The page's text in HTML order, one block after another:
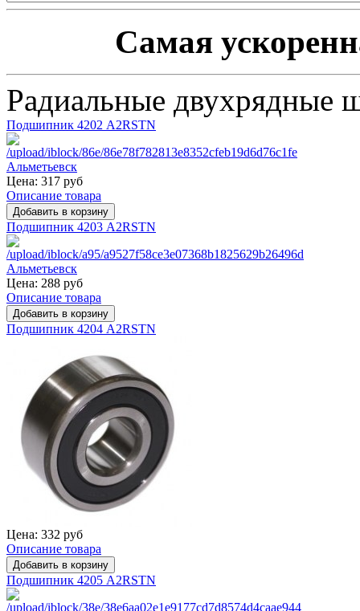
Самая
Радиальные двухрядные
Подшипник 4202 A2RSTN
Цена: 317 руб
Описание товара
Подшипник 4203 A2RSTN
Цена: 288 руб
Описание товара
Подшипник 4204 A2RSTN
Цена: 332 руб
Описание товара
Подшипник 4205 A2RSTN